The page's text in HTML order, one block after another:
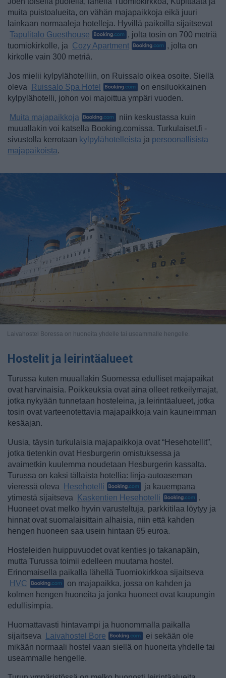
muita puistoalueita, on vähän majapaikkoja eikä juuri
lainkaan normaaleja hotelleja. Hyvillä paikoilla sijaitsevat
Tapulitalo Guesthouse
, jolta tosin on 700 metriä
tuomiokirkolle, ja Cozy Apartment
, jolta on
kirkolle vain 300 metriä.
Jos mielii kylpylähotelliin, on Ruissalo oikea osoite. Siellä
oleva
Ruissalo Spa Hotel
on ensiluokkainen
kylpylähotelli, johon voi majoittua ympäri vuoden.
Muita majapaikkoja
niin keskustassa kuin
muuallakin voi katsella Booking.comissa. Turkulaiset.fi -
sivustolla kerrotaan kylpylähotelleista ja persoonallisista
majapaikoista.
Laivahostel Boressa on huoneita yhdelle tai useammalle hengelle.
Hostelit ja leirintäalueet
Turussa kuten muuallakin Suomessa edulliset majapaikat
ovat harvinaisia. Poikkeuksia ovat aina olleet retkeilymajat,
jotka nykyään tunnetaan hosteleina, ja leirintäalueet, jotka
tosin ovat varteenotettavia majapaikkoja vain kauneimman
kesäajan.
Uusia, täysin turkulaisia majapaikkoja ovat “Hesehotellit”,
jotka tietenkin ovat Hesburgerin omistuksessa ja
avaimetkin kuulemma noudetaan Hesburgerin kassalta.
Turussa on kaksi tällaista hotellia: linja-autoaseman
vieressä oleva
Hesehotelli
ja kauempana
ytimestä sijaitseva
Kaskentien Hesehotelli
.
Huoneet ovat melko hyvin varusteltuja, parkkitilaa löytyy ja
hinnat ovat suomalaisittain alhaisia, niin että kahden
hengen huoneen saa usein hintaan 65 euroa.
Hosteleiden huippuvuodet ovat kenties jo takanapäin,
mutta Turussa toimii edelleen muutama hostel.
Erinomaisella paikalla lähellä Tuomiokirkkoa sijaitseva
HVC
on majapaikka, jossa on kahden ja
kolmen hengen huoneita ja jonka huoneet ovat kaupungin
edullisimpia.
Huomattavasti hintavampi ja huonommalla paikalla
sijaitseva
Laivahostel Bore
ei sekään ole
mikään normaali hostel vaan siellä on huoneita yhdelle tai
useammalle hengelle.